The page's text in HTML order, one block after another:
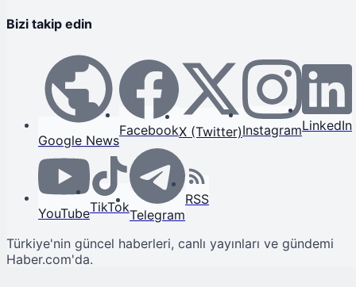
Bizi takip edin
Google News
FacebookX (Twitter)InstagramLinkedIn
YouTubeTikTokTelegram
RSS
Türkiye'nin güncel haberleri, canlı yayınları ve gündemi
Haber.com'da.